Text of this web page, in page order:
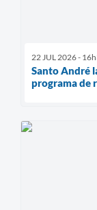
22 JUL 2026 -
Santo André
programa de